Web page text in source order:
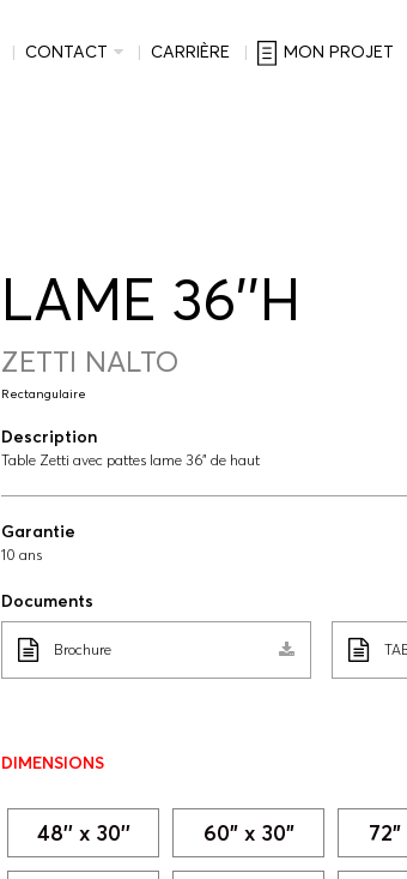
CONTACT CARRIÈRE MON PROJET
LAME 36''H
ZETTI NALTO
Rectangulaire
Description
Table Zetti avec pattes lame 36" de haut
Garantie
10 ans
Documents
Brochure
DIMENSIONS
48'' x 30'' 60" x 30"